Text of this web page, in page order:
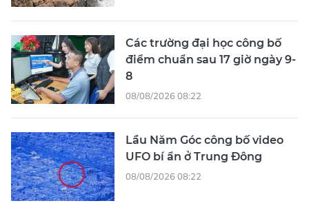
Các trường đại học công bố
điểm chuẩn sau 17 giờ ngày 9-
8
08/08/2026 08:22
Lầu Năm Góc công bố video
UFO bí ẩn ở Trung Đông
08/08/2026 08:22